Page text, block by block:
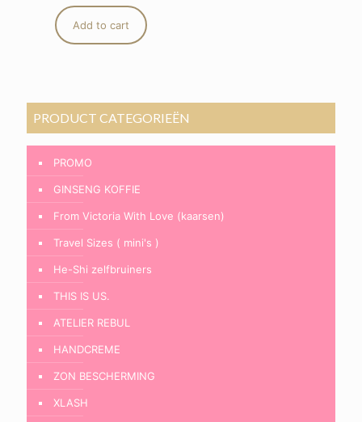
Add to cart
PRODUCT CATEGORIEËN
PROMO
GINSENG KOFFIE
From Victoria With Love (kaarsen)
Travel Sizes ( mini's )
He-Shi zelfbruiners
THIS IS US.
ATELIER REBUL
HANDCREME
ZON BESCHERMING
XLASH